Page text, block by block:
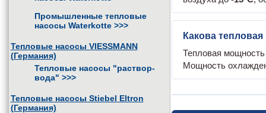
Промышленные тепловые
насосы Waterkotte >>>
Тепловые насосы VIESSMANN
(Германия)
Тепловые насосы "раствор-
вода" >>>
Тепловые насосы Stiebel Eltron
(Германия)
Какова
Тепловая
Мощность